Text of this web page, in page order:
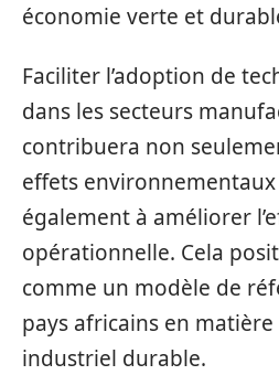
économie verte et
Faciliter l’adoption de
dans les secteurs
contribuera non
effets
également à améliorer
opérationnelle. Cela
comme un modèle de
pays africains en
industriel durable.